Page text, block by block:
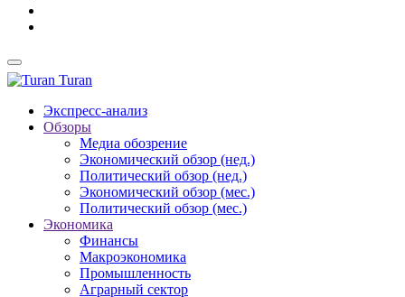
Turan
Экспресс-анализ
Обзоры
Медиа обозрение
Экономический обзор (нед.)
Политический обзор (нед.)
Экономический обзор (мес.)
Политический обзор (мес.)
Экономика
Финансы
Макроэкономика
Промышленность
Аграрный сектор